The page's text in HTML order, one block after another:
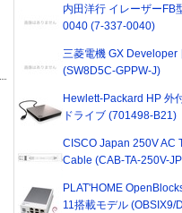
内田洋行 イレーザーFB
0040 (7-337-0040)
三菱電機 GX Developer
(SW8D5C-GPPW-J)
Hewlett-Packard HP 外
ドライブ (701498-B21)
CISCO Japan 250V AC
Cable (CAB-TA-250V-
PLAT'HOME
11搭載モデル (OBSIX9/